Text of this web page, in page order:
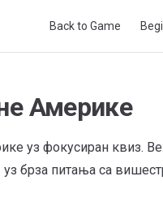
Back to Game
Америке
уз фокусиран квиз.
брза питања са